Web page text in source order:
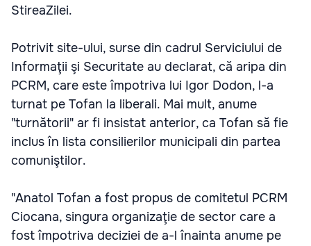
StireaZilei.
Potrivit site-ului, surse din cadrul Serviciului de
Informaţii şi Securitate au declarat, că aripa din
PCRM, care este împotriva lui Igor Dodon, l-a
turnat pe Tofan la liberali. Mai mult, anume
"turnătorii" ar fi insistat anterior, ca Tofan să fie
inclus în lista consilierilor municipali din partea
comuniştilor.
"Anatol Tofan a fost propus de comitetul PCRM
Ciocana, singura organizaţie de sector care a
fost împotriva deciziei de a-l înainta anume pe